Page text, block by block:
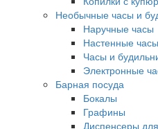
Необычные часы и
Наручные часы
Настенные часы
Часы и
Электронные
Барная посуда
Бокалы
Графины
Диспенсеры